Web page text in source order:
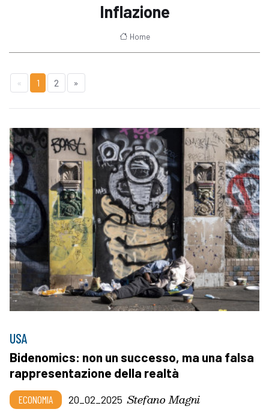
Inflazione
Home
« 1 2 »
USA
Bidenomics: non un successo, ma una falsa
rappresentazione della realtà
ECONOMIA 20_02_2025 Stefano Magni